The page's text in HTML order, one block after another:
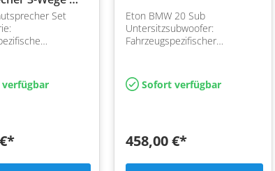
Set
Eton BMW 20 Sub
Untersitzsubwoofer:
Fahrzeugspezifischer
Germany by ETON.
Sofort verfügbar
458,00 €*